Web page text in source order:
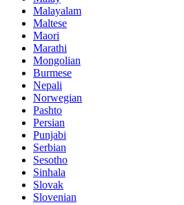
Malayalam
Maltese
Maori
Marathi
Mongolian
Burmese
Nepali
Norwegian
Pashto
Persian
Punjabi
Serbian
Sesotho
Sinhala
Slovak
Slovenian